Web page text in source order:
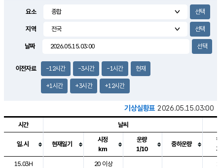
0.1m/s
요소
지역
날짜
이전자료 -12시간 -3시간 -1시간 현재
+1시간 +3시간 +12시간
기상실황표 2026.05.15.03:00
도시별 기상실황표로 지점, 날씨, 기온, 강수, 바람, 기압등을 안내한 표입
시간 날씨
일.시 현재일기
시정
km
운량
1/10
중하운량
15.03H
20 이상